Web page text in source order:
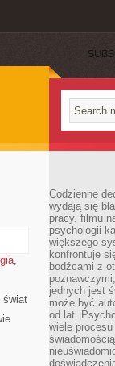
,
świat
Codzienne
wydają się
pracy, filmu
psychologii
większego
konfrontuje
bodźcami z
jednych jest
może być
od lat.
wiele